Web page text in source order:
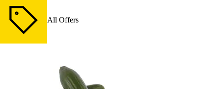
All Offers